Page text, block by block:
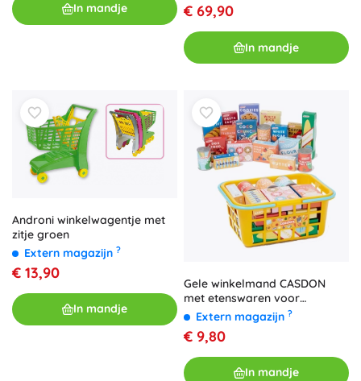
In mandje € 69,90
In mandje
Androni winkelwagentje met
zitje groen
Extern magazijn ?
€ 13,90
In mandje
Gele winkelmand CASDON
met etenswaren voor
kinderen 3+
Extern magazijn ?
€ 9,80
In mandje